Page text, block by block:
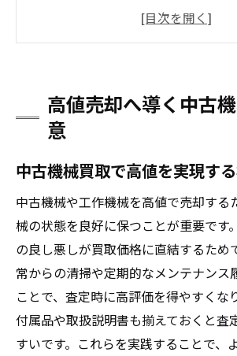
工場機械買取の成功事例から
る方法
ント
中古機械買取業者を賢く活
関東や大阪で選ばれる機械
説
不要な機械をまとめて手放
較
高値売却へ導く中古
意
中古機械買取で高値を実現す
中古機械や工作機械を高値で売却する
械の状態を良好に保つことが重要です
の良し悪しが買取価格に直結するため
常からの清掃や定期的なメンテナンス
ことで、査定時に高評価を得やすくな
付属品や取扱説明書も揃えておくと査
すいです。これらを実践することで、